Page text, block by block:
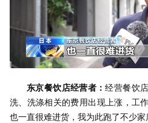
东京餐饮店经营者：经营餐饮
洗、洗涤相关的费用出现上涨，工
也一直很难进货，我为此跑了不少家